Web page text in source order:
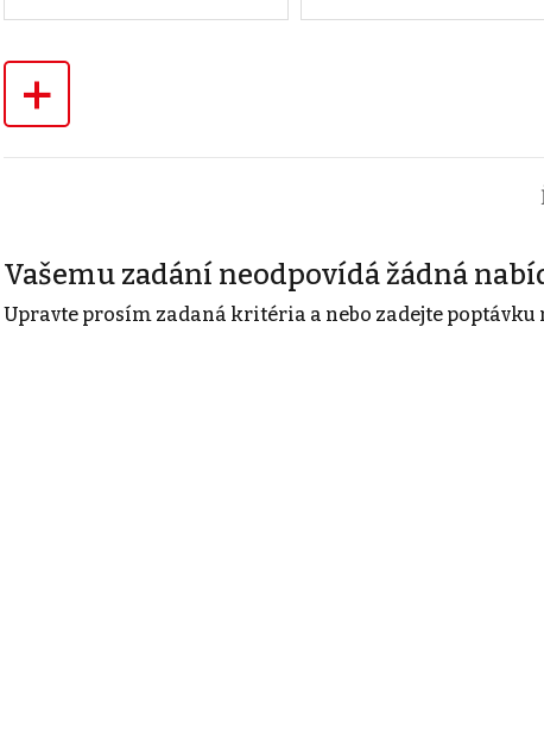
+
Vašemu zadání neodpovídá žádná
Upravte prosím zadaná kritéria a nebo zadejte poptávku